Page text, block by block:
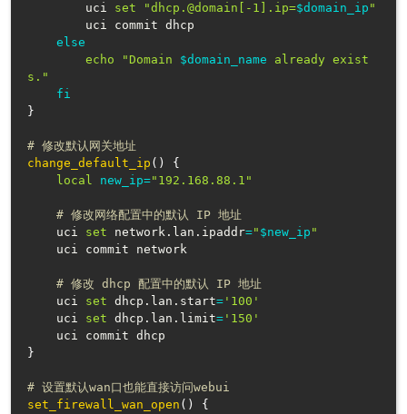
        uci
set "dhcp.@domain[-1].ip=$domain_ip "
else
echo
"Domain $domain_name already exist
s."
fi
}
# 修改默认网关地址
change_default_ip ( )
{
local
new_ip="192.168.88.1"
# 修改网络配置中的默认 IP 地址
    uci
set network.lan.ipaddr=" $new_ip "
# 修改 dhcp 配置中的默认 IP 地址
    uci
set dhcp.lan.start= '100'
    uci
set dhcp.lan.limit= '150'
}
# 设置默认wan口也能直接访问webui
set_firewall_wan_open ( )
{